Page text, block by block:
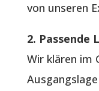
von unseren
2. Passende
Wir klären im